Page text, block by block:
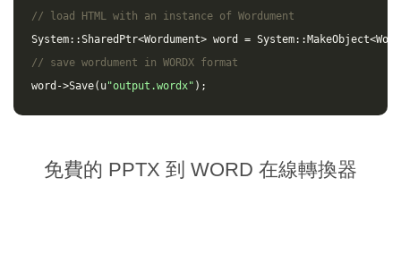
// load HTML with an instance of Wordument
System::SharedPtr<Wordument> word = System:: MakeObject<
// save wordument in WORDX format
word ->Save( u"output.wordx" );
免費的 PPTX 到 WORD 在線轉換器